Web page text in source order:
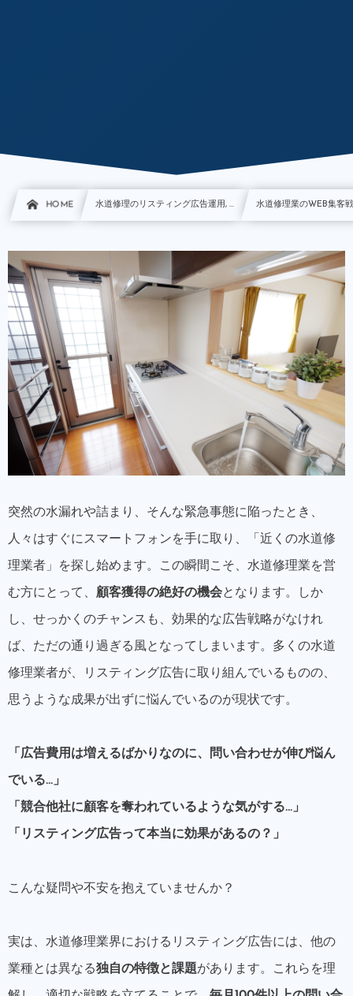
HOME 水道修理のリスティング広告運用, … 水道修理業のWEB集客
突然の水漏れや詰まり、そんな緊急事態に陥ったとき、
人々はすぐにスマートフォンを手に取り、「近くの水道修
理業者」を探し始めます。この瞬間こそ、水道修理業を営
む方にとって、 顧客獲得の絶好の機会となります。しか
し、せっかくのチャンスも、効果的な広告戦略がなけれ
ば、ただの通り過ぎる風となってしまいます。多くの水道
修理業者が、リスティング広告に取り組んでいるものの、
思うような成果が出ずに悩んでいるのが現状です。
「広告費用は増えるばかりなのに、問い合わせが伸び悩ん
でいる…」
「競合他社に顧客を奪われているような気がする…」
「リスティング広告って本当に効果があるの？」
こんな疑問や不安を抱えていませんか？
実は、水道修理業界におけるリスティング広告には、他の
業種とは異なる独自の特徴と課題があります。これらを理